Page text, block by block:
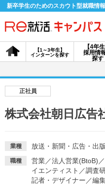
新卒学生のためのスカウト型就職情
【4年生
採用情
探す
【1～3年生】
インターンを探す
会員登録
採用情報を探す
説明
イベントを探す ス
正社員
株式会社朝日広告
業種 放送・新聞・広告・出版
職種 営業／法人営業(BtoB) ／
イエンティスト ／調査
記者・デザイナー ／編